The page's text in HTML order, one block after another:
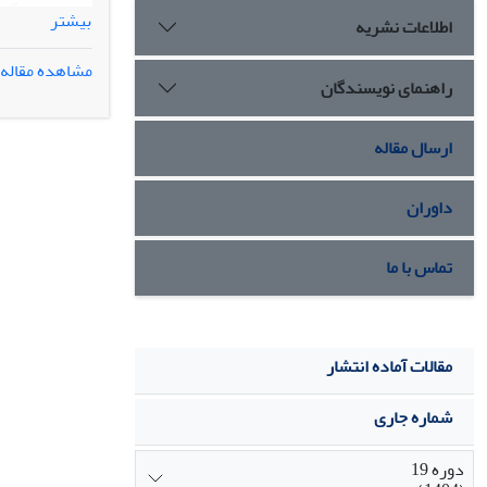
الگوی غالب
بیشتر
مشاهده مقاله
اطلاعات نشریه
راهنمای نویسندگان
ارسال مقاله
داوران
تماس با ما
مقالات آماده انتشار
شماره جاری
دوره 19